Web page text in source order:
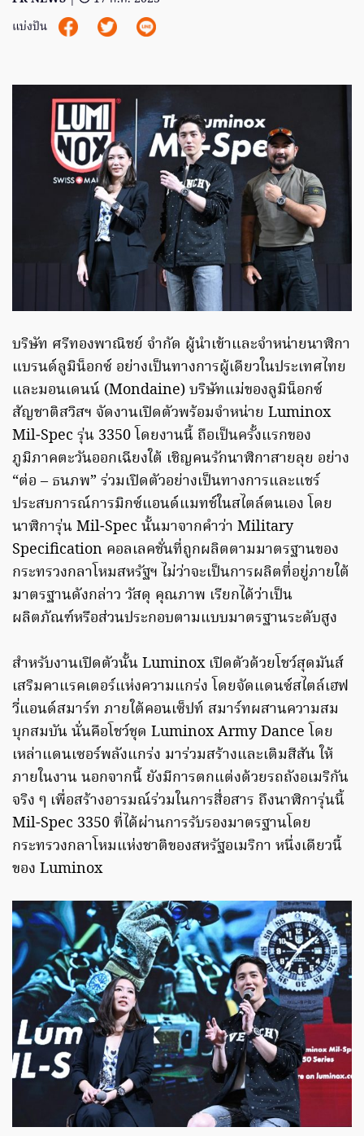
แบ่งปัน
บริษัท ศรีทองพาณิชย์ จำกัด ผู้นำเข้าและจำหน่ายนาฬิกา
แบรนด์ลูมิน็อกซ์ อย่างเป็นทางการผู้เดียวในประเทศไทย
และมอนเดนน์ (Mondaine) บริษัทแม่ของลูมิน็อกซ์
สัญชาติสวิสฯ จัดงานเปิดตัวพร้อมจำหน่าย Luminox
Mil-Spec รุ่น 3350 โดยงานนี้ ถือเป็นครั้งแรกของ
ภูมิภาคตะวันออกเฉียงใต้ เชิญคนรักนาฬิกาสายลุย อย่าง
“ต่อ – ธนภพ” ร่วมเปิดตัวอย่างเป็นทางการและแชร์
ประสบการณ์การมิกซ์แอนด์แมทช์ในสไตล์ตนเอง โดย
นาฬิการุ่น Mil-Spec นั้นมาจากคำว่า Military
Specification คอลเลคชั่นที่ถูกผลิตตามมาตรฐานของ
กระทรวงกลาโหมสหรัฐฯ ไม่ว่าจะเป็นการผลิตที่อยู่ภายใต้
มาตรฐานดังกล่าว วัสดุ คุณภาพ เรียกได้ว่าเป็น
ผลิตภัณฑ์หรือส่วนประกอบตามแบบมาตรฐานระดับสูง
สำหรับงานเปิดตัวนั้น Luminox เปิดตัวด้วยโชว์สุดมันส์
เสริมคาแรคเตอร์แห่งความแกร่ง โดยจัดแดนซ์สไตล์เฮฟ
วี่แอนด์สมาร์ท ภายใต้คอนเซ็ปท์ สมาร์ทผสานความสม
บุกสมบัน นั่นคือโชว์ชุด Luminox Army Dance โดย
เหล่าแดนเซอร์พลังแกร่ง มาร่วมสร้างและเติมสีสัน ให้
ภายในงาน นอกจากนี้ ยังมีการตกแต่งด้วยรถถังอเมริกัน
จริง ๆ เพื่อสร้างอารมณ์ร่วมในการสื่อสาร ถึงนาฬิการุ่นนี้
Mil-Spec 3350 ที่ได้ผ่านการรับรองมาตรฐานโดย
กระทรวงกลาโหมแห่งชาติของสหรัฐอเมริกา หนึ่งเดียวนี้
ของ Luminox